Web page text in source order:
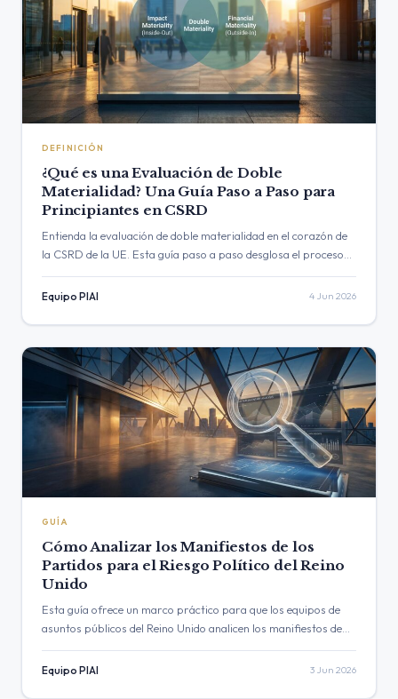
DEFINICIÓN
¿Qué es una Evaluación de Doble
Materialidad? Una Guía Paso a Paso para
Principiantes en CSRD
Entienda la evaluación de doble materialidad en el corazón de
la CSRD de la UE. Esta guía paso a paso desglosa el proceso
para principiantes, explicando…
Equipo PIAI 4 Jun 2026
GUÍA
Cómo Analizar los Manifiestos de los
Partidos para el Riesgo Político del Reino
Unido
Esta guía ofrece un marco práctico para que los equipos de
asuntos públicos del Reino Unido analicen los manifiestos de
los partidos políticos. Aprenda un proceso de cuatro pasos
para desglosar…
Equipo PIAI 3 Jun 2026